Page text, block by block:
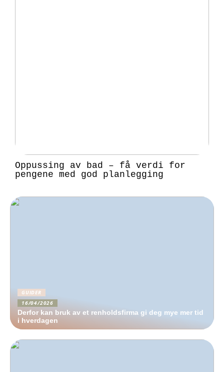
Oppussing av bad – få verdi for
pengene med god planlegging
GUIDER
16/04/2026
Derfor kan bruk av et renholdsfirma gi deg mye mer tid
i hverdagen